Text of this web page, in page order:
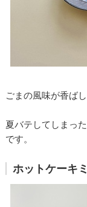
ごまの風味が香ば
夏バテしてしまっ
です。
ホットケーキ